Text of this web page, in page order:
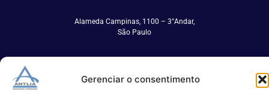
Gerenciar o consentimento
Alameda Campinas, 1100 – 3°Andar,
São Paulo